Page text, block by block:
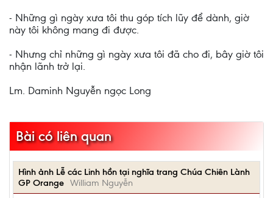
- Những gì ngày xưa tôi thu góp tích lũy để dành, giờ
này tôi không mang đi được.
- Nhưng chỉ những gì ngày xưa tôi đã cho đi, bây giờ tôi
nhận lãnh trở lại.
Lm. Daminh Nguyễn ngọc Long
Bài có liên quan
Hình ảnh Lễ các Linh hồn tại nghĩa trang Chúa Chiên Lành
GP Orange William Nguyễn